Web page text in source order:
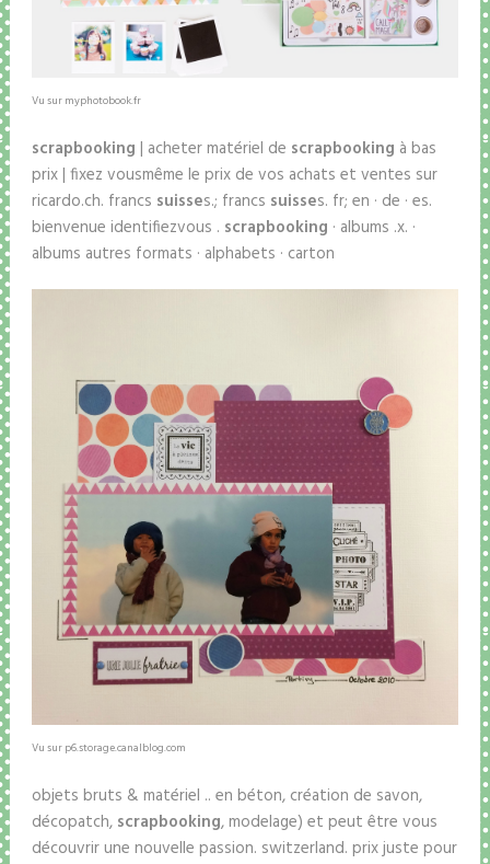
Vu sur myphotobook.fr
scrapbooking | acheter matériel de scrapbooking à bas
prix | fixez vousmême le prix de vos achats et ventes sur
ricardo.ch. francs suisses.; francs suisses. fr; en · de · es.
bienvenue identifiezvous . scrapbooking · albums .x. ·
albums autres formats · alphabets · carton
Vu sur p6.storage.canalblog.com
objets bruts & matériel .. en béton, création de savon,
décopatch, scrapbooking, modelage) et peut être vous
découvrir une nouvelle passion. switzerland. prix juste pour